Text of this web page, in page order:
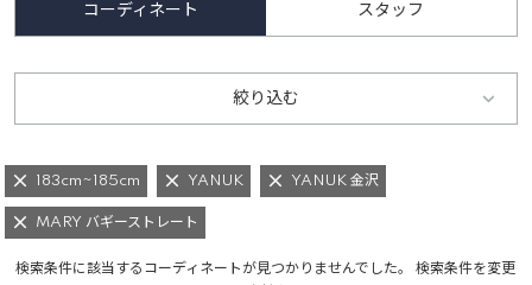
コーディネート スタッフ
絞り込む
183cm~185cm YANUK YANUK 金沢
MARY バギーストレート
検索条件に該当するコーディネートが見つかりませんでした。 検索条件を変更